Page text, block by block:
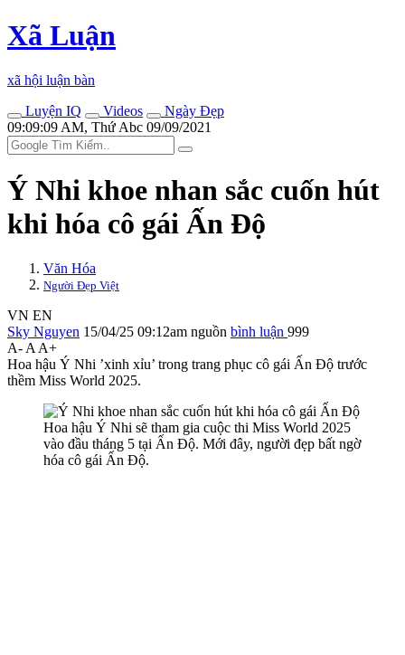
Xã Luận
xã hội luận bàn
Luyện IQ
Videos
Ngày Đẹp
09:09:09 AM, Thứ Abc 09/09/2021
Ý Nhi khoe nhan sắc cuốn hút
khi hóa cô gái Ấn Độ
Văn Hóa
Người Đẹp Việt
VN EN
Sky Nguyen 15/04/25 09:12am nguồn bình luận 999
A- A A+
Hoa hậu Ý Nhi ’xinh xỉu’ trong trang phục cô gái Ấn Độ trước
thềm Miss World 2025.
Hoa hậu Ý Nhi sẽ tham gia cuộc thi Miss World 2025
vào đầu tháng 5 tại Ấn Độ. Mới đây, người đẹp bất ngờ
hóa cô gái Ấn Độ.